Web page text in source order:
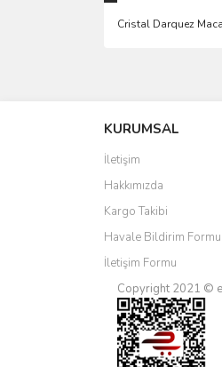
Cristal Darquez
Ürün resmi
Ürün
Ürün
Ürün fiyatı
Bu ürüne
KURUMSAL
İletişim
Hakkımızda
Kargo Takibi
Havale Bildirim Formu
İletişim Formu
Copyright 2021 ©